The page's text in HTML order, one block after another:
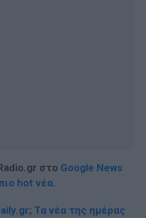
στο Google News
hot νέα.
Τα νέα της ημέρας